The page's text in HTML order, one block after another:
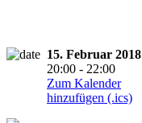
15. Februar 2018
20:00 - 22:00
Zum Kalender
hinzufügen (.ics)